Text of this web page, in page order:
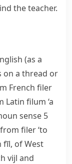
the teacher.
(as a
on a thread or
French filer
Latin filum ‘a
sense 5
filer‘to
fīl, of West
vijl and